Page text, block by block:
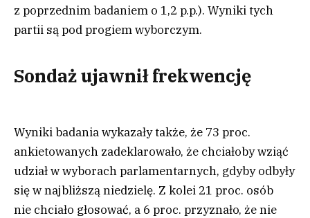
z poprzednim badaniem o 1,2 p.p.). Wyniki tych
partii są pod progiem wyborczym.
Sondaż ujawnił frekwencję
Wyniki badania wykazały także, że 73 proc.
ankietowanych zadeklarowało, że chciałoby wziąć
udział w wyborach parlamentarnych, gdyby odbyły
się w najbliższą niedzielę. Z kolei 21 proc. osób
nie chciało głosować, a 6 proc. przyznało, że nie